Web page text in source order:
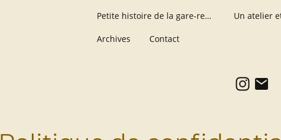
Petite histoire de la gare-regards
Archives Contact